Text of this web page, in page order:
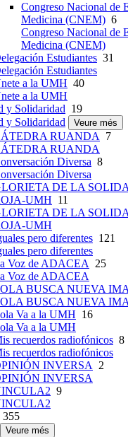
Congreso Nacional de
Medicina (CNEM) 6
Congreso Nacional de
Medicina (CNEM)
Estudiantes 31
Estudiantes
a la UMH 40
a la UMH
y Solidaridad 19
y Solidaridad
Veure més
RUANDA
7
RUANDA
Diversa 8
Diversa
DE LA
UMH 11
DE LA
UMH
pero diferentes 121
pero diferentes
Voz de ADACEA
25
Voz de ADACEA
BUSCA NUEVA
BUSCA NUEVA
Va a la UMH 16
Va a la UMH
recuerdos radiofónicos 8
recuerdos radiofónicos
INVERSA
2
INVERSA
9
355
Veure més